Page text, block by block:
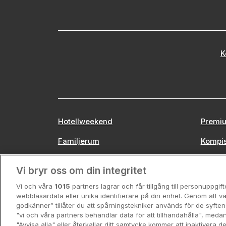
Hotellweekend
Familjerum
Vi bryr oss om din integritet
Vi och våra 1015 partners lagrar och får tillgång till
webbläsardata eller unika identifierare på din enhet. Genom att
godkänner” tillåter du att spårningstekniker används för de
"vi och våra partners behandlar data för att tillhandahålla",